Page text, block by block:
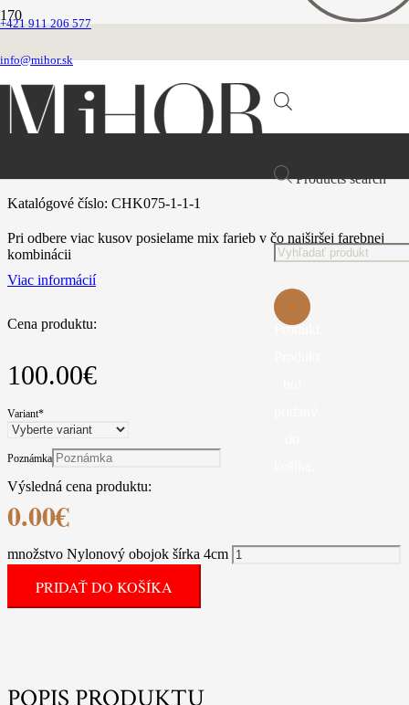
+421 911 206 577
info@mihor.sk
Products search
Produkt
Domovská stránka
OBOJKY
Nylonový obojok šírka 4cm
Katalógové číslo: CHK075-1-1-1
Pri odbere viac kusov posielame mix farieb v čo najširšej farebnej
kombinácii
Viac informácií
Cena produktu:
100.00€
Variant*
Poznámka
Výsledná cena produktu:
0.00€
množstvo Nylonový obojok šírka 4cm
PRIDAŤ DO KOŠÍKA
POPIS PRODUKTU